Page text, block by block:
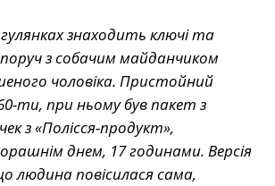
знаходить ключі та
з собачим майданчиком
чоловіка. Пристойний
60-ти, при ньому був пакет з
з «Полісся-продукт»,
днем, 17 годинами. Версія
людина повісилася сама,